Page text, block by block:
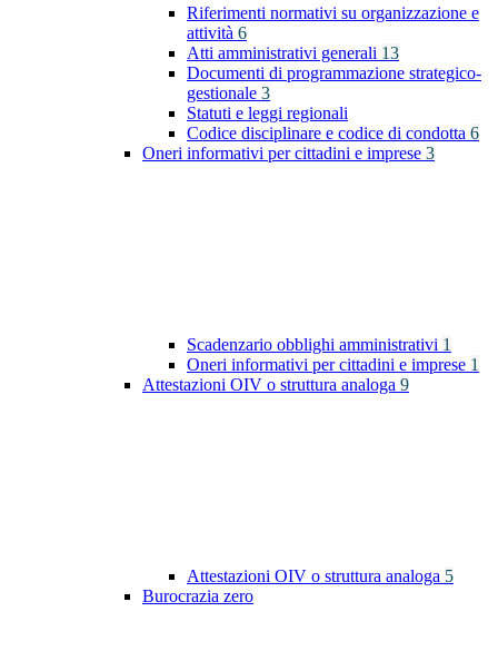
Riferimenti normativi su organizzazione e
attività 6
Atti amministrativi generali 13
Documenti di programmazione strategico-
gestionale 3
Statuti e leggi regionali
Codice disciplinare e codice di condotta 6
Oneri informativi per cittadini e imprese 3
Scadenzario obblighi amministrativi 1
Oneri informativi per cittadini e imprese 1
Attestazioni OIV o struttura analoga 9
Attestazioni OIV o struttura analoga 5
Burocrazia zero